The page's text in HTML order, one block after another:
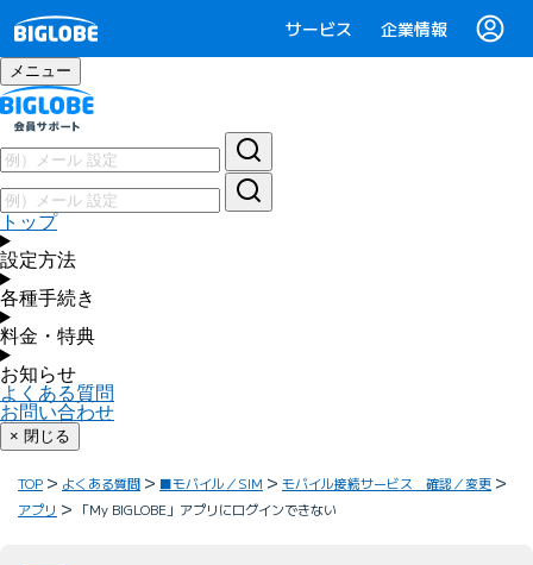
サービス 企業情報
メニュー
トップ
設定方法
各種手続き
料金・特典
お知らせ
よくある質問
お問い合わせ
× 閉じる
TOP よくある質問 ■モバイル／SIM
モバイル接続サービス 確認／変更
アプリ
「My BIGLOBE」アプリにログインできない